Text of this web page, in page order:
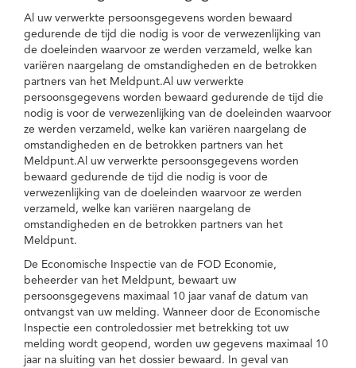
Al uw verwerkte persoonsgegevens worden bewaard
gedurende de tijd die nodig is voor de verwezenlijking van
de doeleinden waarvoor ze werden verzameld, welke kan
variëren naargelang de omstandigheden en de betrokken
partners van het Meldpunt.Al uw verwerkte
persoonsgegevens worden bewaard gedurende de tijd die
nodig is voor de verwezenlijking van de doeleinden waarvoor
ze werden verzameld, welke kan variëren naargelang de
omstandigheden en de betrokken partners van het
Meldpunt.Al uw verwerkte persoonsgegevens worden
bewaard gedurende de tijd die nodig is voor de
verwezenlijking van de doeleinden waarvoor ze werden
verzameld, welke kan variëren naargelang de
omstandigheden en de betrokken partners van het
Meldpunt.
De Economische Inspectie van de FOD Economie,
beheerder van het Meldpunt, bewaart uw
persoonsgegevens maximaal 10 jaar vanaf de datum van
ontvangst van uw melding. Wanneer door de Economische
Inspectie een controledossier met betrekking tot uw
melding wordt geopend, worden uw gegevens maximaal 10
jaar na sluiting van het dossier bewaard. In geval van